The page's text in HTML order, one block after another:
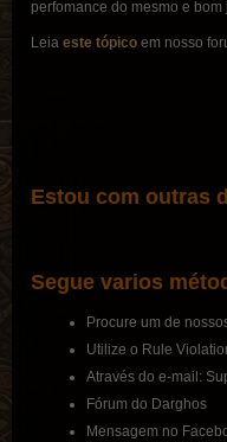
perfomance do mesmo e
Leia este tópico em nosso
Estou com outras
Segue varios
Procure um de
Utilize o Rule
Através do e-mail:
Fórum do Darghos
Mensagem no